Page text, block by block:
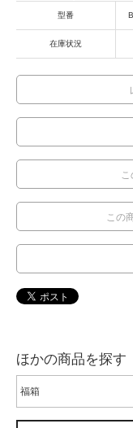
型番
在庫状況
こ
この
ほかの商品を探す